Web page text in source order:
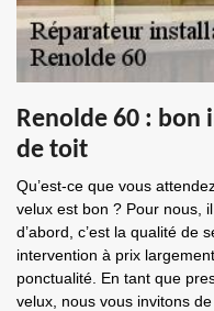
Renolde 60 :
de toit
Qu’est-ce que vous
velux est bon ? Pour nous,
d’abord, c’est la qualité de
intervention à prix
ponctualité. En tant que
velux, nous vous invitons